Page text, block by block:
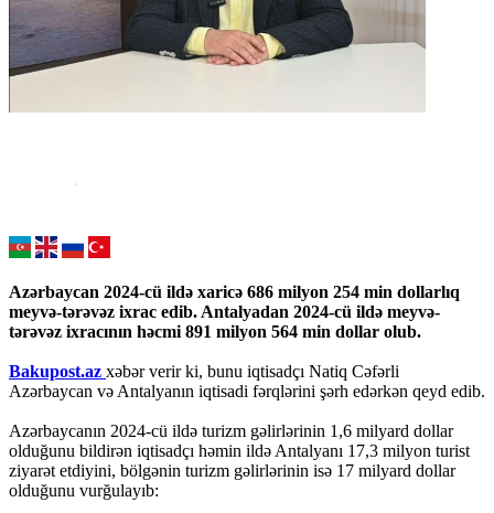
Azərbaycan 2024-cü ildə xaricə 686 milyon 254 min dollarlıq
meyvə-tərəvəz ixrac edib. Antalyadan 2024-cü ildə meyvə-
tərəvəz ixracının həcmi 891 milyon 564 min dollar olub.
Bakupost.az xəbər verir ki, bunu iqtisadçı Natiq Cəfərli
Azərbaycan və Antalyanın iqtisadi fərqlərini şərh edərkən qeyd edib.
Azərbaycanın 2024-cü ildə turizm gəlirlərinin 1,6 milyard dollar
olduğunu bildirən iqtisadçı həmin ildə Antalyanı 17,3 milyon turist
ziyarət etdiyini, bölgənin turizm gəlirlərinin isə 17 milyard dollar
olduğunu vurğulayıb: